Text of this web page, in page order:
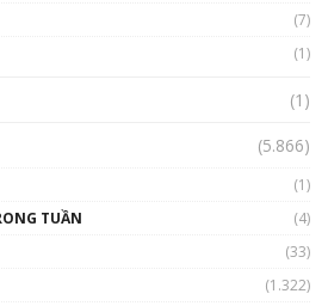
14: MemeCoin – Trò đùa tỷ đô
(7)
(1)
(1)
(5.866)
(1)
TUẦN
(4)
(33)
(1.322)